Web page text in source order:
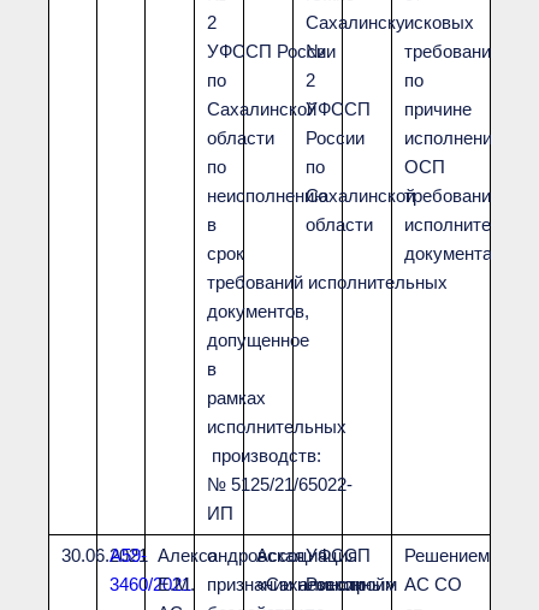
2
УФССП России
по
Сахалинской
области
по
неисполнению
в
срок
требований исполнительных
документов,
допущенное
в
рамках
исполнительных
производств:
№ 5125/21/65022-
ИП
Сахалинску
№
2
УФССП
России
по
Сахалинской
области
исковых
требований,
по
причине
исполнения
ОСП
требований
документа
30.06.2021
А59-
3460/2021
Александровская
Е.М.
о
признании незаконным
Ассоциация
«Сахалинстрой»
УФССП
России
Решением
АС СО